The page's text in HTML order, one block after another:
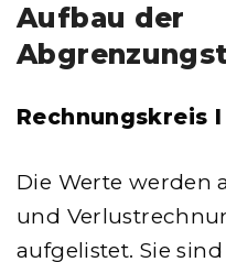
Aufbau der
Rechnungskreis I
Die Werte werden
und
aufgelistet. Sie